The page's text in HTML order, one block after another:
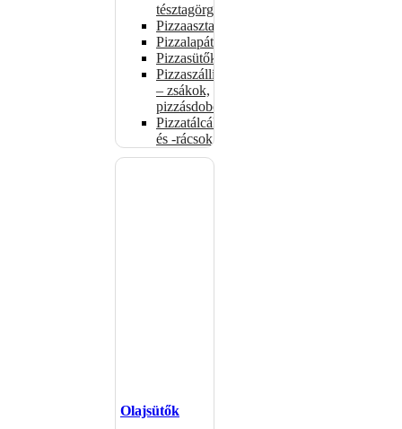
tésztagörgők
Pizzaasztalok
Pizzalapátok
Pizzasütők
Pizzaszállítás
– zsákok,
pizzásdobozok
Pizzatálcák
és -rácsok
Olajsütők